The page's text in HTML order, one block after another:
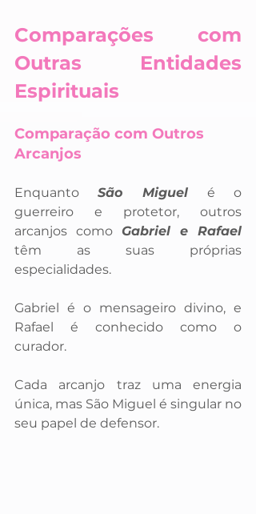
Comparações com
Outras Entidades
Espirituais
Comparação com Outros
Arcanjos
Enquanto São Miguel é o
guerreiro e protetor, outros
arcanjos como Gabriel e Rafael
têm as suas próprias
especialidades.
Gabriel é o mensageiro divino, e
Rafael é conhecido como o
curador.
Cada arcanjo traz uma energia
única, mas São Miguel é singular no
seu papel de defensor.